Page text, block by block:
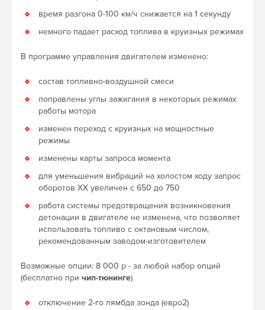
время разгона 0-100 км/ч снижается на 1 секунду
немного падает расход топлива в круизных режимах
В программе управления двигателем изменено:
состав топливно-воздушной смеси
поправлены углы зажигания в некоторых режимах
работы мотора
изменен переход с круизных на мощностные
режимы
изменены карты запроса момента
для уменьшения вибраций на холостом ходу запрос
оборотов ХХ увеличен с 650 до 750
работа системы предотвращения возникновения
детонации в двигателе не изменена, что позволяет
использовать топливо с октановым числом,
рекомендованным заводом-изготовителем
Возможные опции: 8 000 р - за любой набор опций
(бесплатно при чип-тюнинге)
отключение 2-го лямбда зонда (евро2)